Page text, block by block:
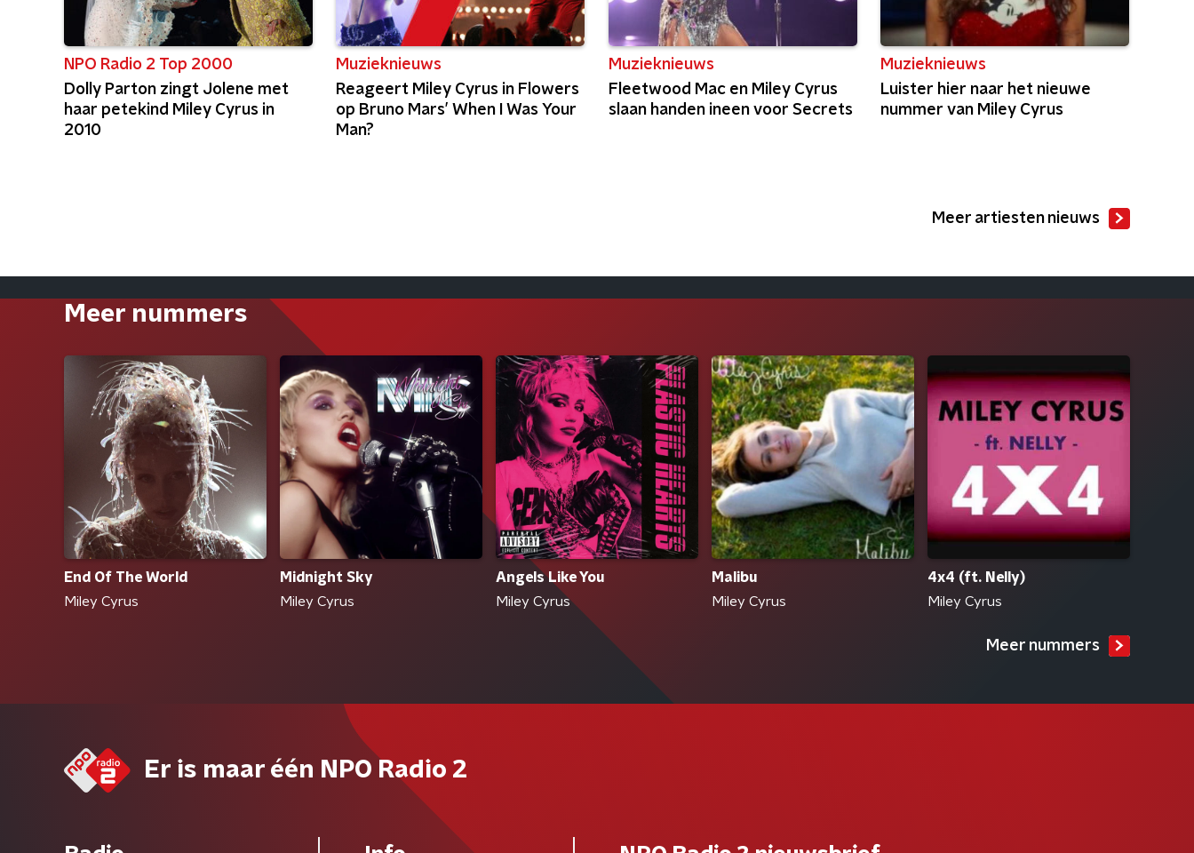
NPO Radio 2 Top 2000
Dolly Parton zingt Jolene met
haar petekind Miley Cyrus in
2010
Muzieknieuws
Reageert Miley Cyrus in Flowers
op Bruno Mars’ When I Was Your
Man?
Muzieknieuws
Fleetwood Mac en Miley Cyrus
slaan handen ineen voor Secrets
Muzieknieuws
Luister hier naar het nieuwe
nummer van Miley Cyrus
Meer artiesten nieuws
Meer nummers
End Of The World
Miley Cyrus
Midnight Sky
Miley Cyrus
Angels Like You
Miley Cyrus
Malibu
Miley Cyrus
4x4 (ft. Nelly)
Miley Cyrus
Meer nummers
Er is maar één NPO Radio 2